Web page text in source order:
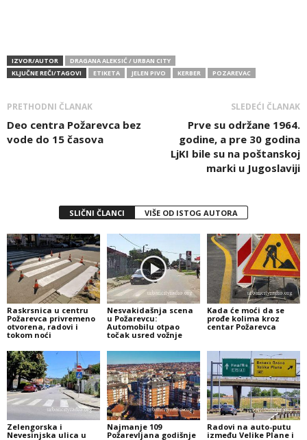
IZVOR/AUTOR
DRAGANA ALEKSIĆ / URBAN CITY
KLJUČNE REČI/TAGOVI
ETIKETA JELEN PIVO KERBER POZAREVAC
PRETHODNI ČLANAK
Deo centra Požarevca bez
vode do 15 časova
SLEDEĆI ČLANAK
Prve su održane 1964.
godine, a pre 30 godina
LjKI bile su na poštanskoj
marki u Jugoslaviji
SLIČNI ČLANCI VIŠE OD ISTOG AUTORA
Raskrsnica u centru
Požarevca privremeno
otvorena, radovi i
tokom noći
Nesvakidašnja scena
u Požarevcu:
Automobilu otpao
točak usred vožnje
Kada će moći da se
prođe kolima kroz
centar Požarevca
Zelengorska i
Nevesinjska ulica u
Najmanje 109
Požarevljana godišnje
Radovi na auto-putu
između Velike Plane i